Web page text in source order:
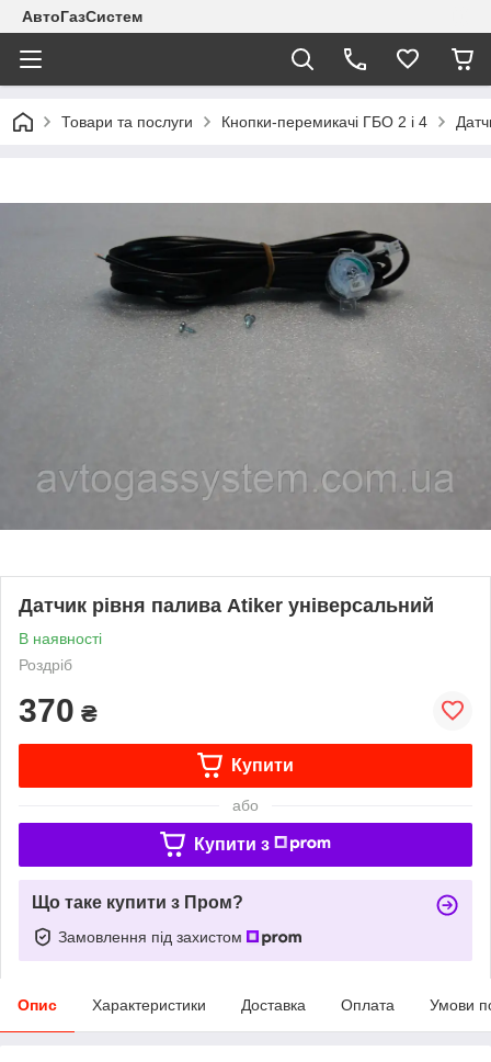
АвтоГазСистем
Товари та послуги Кнопки-перемикачі ГБО 2 і 4
Датчик рівня палива Atiker універсальний
В наявності
Роздріб
370 ₴
Купити
або
Купити з
Що таке купити з Пром?
Замовлення під захистом
Опис Характеристики Доставка Оплата Умови